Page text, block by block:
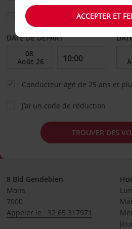
Sélectionnez une autre agence
DATE DE DÉPART
Conducteur âgé de 25 ans et
J’ai un code de réduction
TROUVER DES
8 Bld Gendebien
Mons
7000
Appeler le : 32 65 317971
ACCEPTER ET